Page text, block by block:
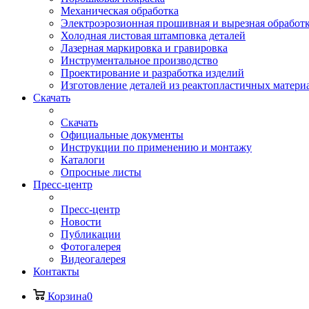
Механическая обработка
Электроэрозионная прошивная и вырезная
Холодная листовая штамповка деталей
Лазерная маркировка и гравировка
Инструментальное производство
Проектирование и разработка изделий
Изготовление деталей из реактопластичных
Скачать
Скачать
Официальные документы
Инструкции по применению и монтажу
Каталоги
Опросные листы
Пресс-центр
Пресс-центр
Новости
Публикации
Фотогалерея
Видеогалерея
Контакты
Корзина0